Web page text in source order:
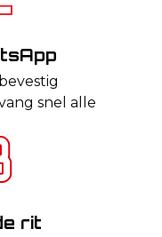
snel alle
rit